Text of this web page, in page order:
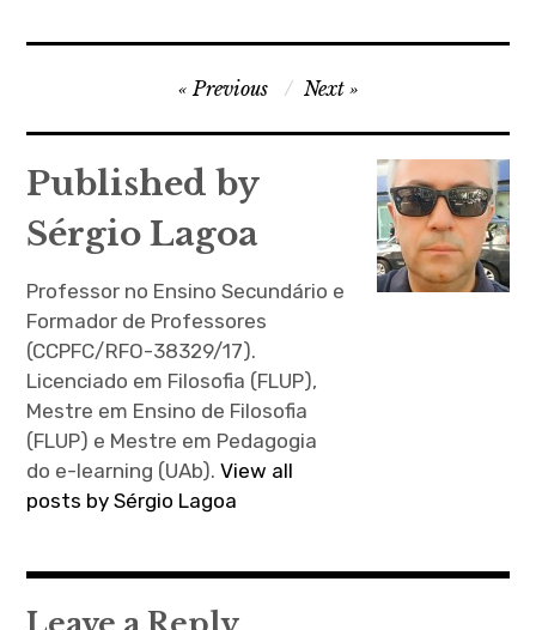
psicologia educacional e
usadas como sinónimos,
psicólogo educacional
avaliar procedimentos
para o…
Navegação
de
artigos
Previous Next
Published by
Sérgio Lagoa
Professor no Ensino Secundário e
Formador de Professores
(CCPFC/RFO-38329/17).
Licenciado em Filosofia (FLUP),
Mestre em Ensino de Filosofia
(FLUP) e Mestre em Pedagogia
do e-learning (UAb).View all
posts by Sérgio Lagoa
Leave a Reply